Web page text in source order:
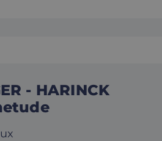
- HARINCK